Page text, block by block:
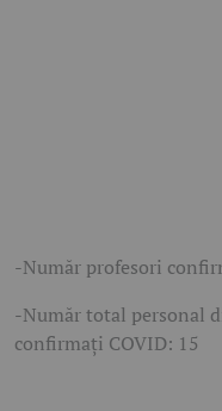
-Număr profesori
-Număr total personal
confirmați COVID: 15